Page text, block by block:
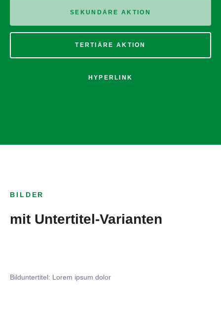
SEKUNDÄRE AKTION
TERTIÄRE AKTION
HYPERLINK
BILDER
mit Untertitel-Varianten
Bilduntertitel: Lorem ipsum dolor